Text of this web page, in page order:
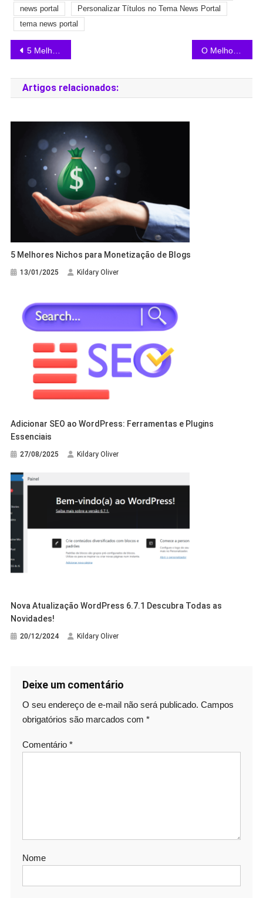
news portal
Personalizar Títulos no Tema News Portal
tema news portal
5 Melhores Temas Gratuitos para Loja Virtual WooCommerce
Artigos relacionados:
5 Melhores Nichos para Monetização de Blogs
13/01/2025 Kildary Oliver
Adicionar SEO ao WordPress: Ferramentas e Plugins
Essenciais
27/08/2025 Kildary Oliver
Nova Atualização WordPress 6.7.1 Descubra Todas as
Novidades!
20/12/2024 Kildary Oliver
Deixe um comentário
O seu endereço de e-mail não será publicado. Campos
obrigatórios são marcados com *
Comentário *
Nome